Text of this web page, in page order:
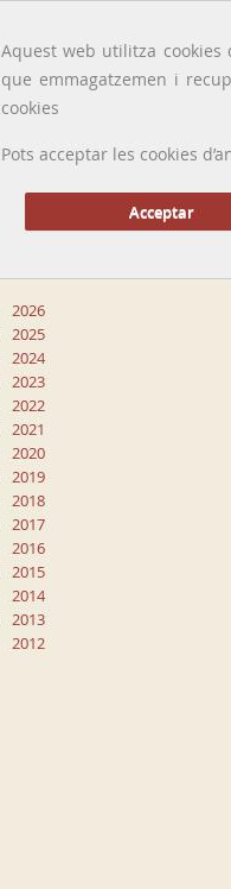
Aquest web utilitza
que emmagatzemen i
cookies
Pots acceptar les cookies
Acceptar
2026
2025
2024
2023
2022
2021
2020
2019
2018
2017
2016
2015
2014
2013
2012